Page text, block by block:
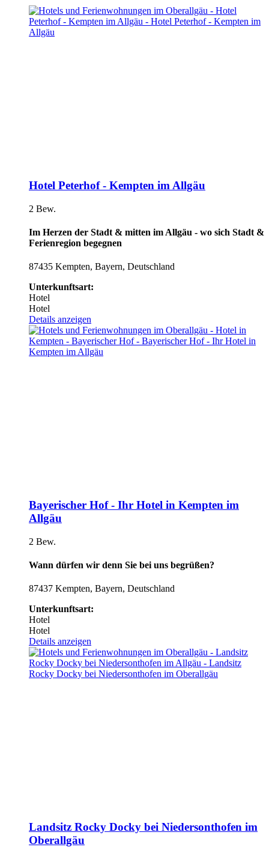
Hotel Peterhof - Kempten im Allgäu
2 Bew.
Im Herzen der Stadt & mitten im Allgäu - wo sich Stadt &
Ferienregion begegnen
87435 Kempten, Bayern, Deutschland
Unterkunftsart:
Hotel
Hotel
Details anzeigen
Bayerischer Hof - Ihr Hotel in Kempten im
Allgäu
2 Bew.
Wann dürfen wir denn Sie bei uns begrüßen?
87437 Kempten, Bayern, Deutschland
Unterkunftsart:
Hotel
Hotel
Details anzeigen
Landsitz Rocky Docky bei Niedersonthofen im
Oberallgäu